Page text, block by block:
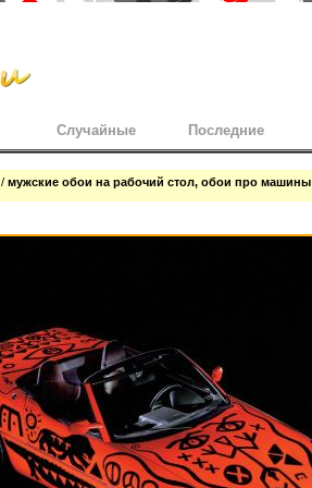
Случайные Последние
/мужские обои на рабочий стол, обои про машины